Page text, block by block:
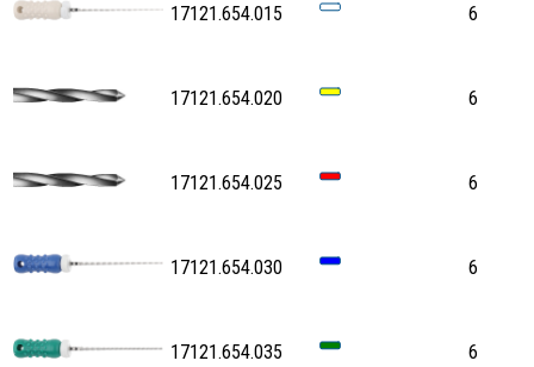
17121.654.015 6
17121.654.020 6
17121.654.025 6
17121.654.030 6
17121.654.035 6